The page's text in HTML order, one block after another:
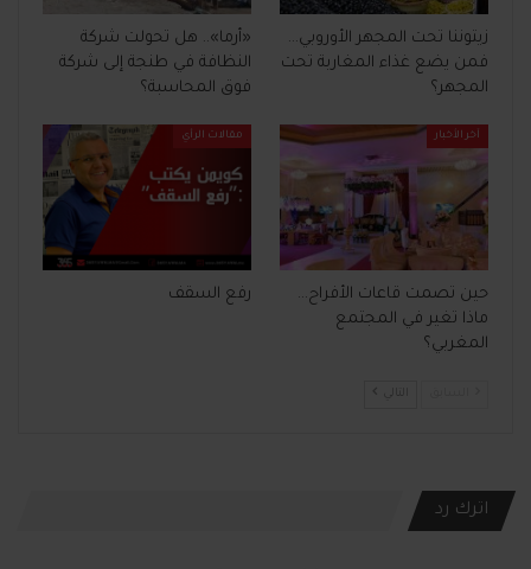
زيتوننا تحت المجهر الأوروبي…
فمن يضع غذاء المغاربة تحت
المجهر؟
«أرما».. هل تحولت شركة
النظافة في طنجة إلى شركة
فوق المحاسبة؟
آخر الأخبار
حين تصمت قاعات الأفراح…
ماذا تغير في المجتمع
المغربي؟
مقالات الرأي
رفع السقف
التالي
اترك رد